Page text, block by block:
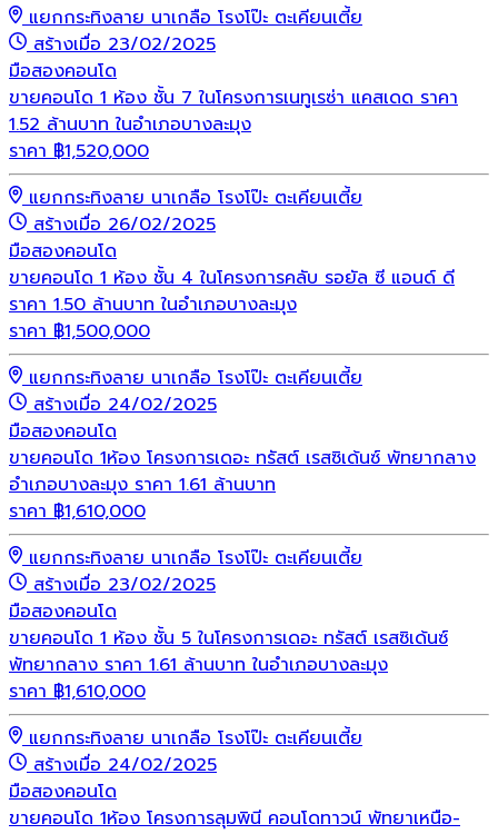
แยกกระทิงลาย นาเกลือ โรงโป๊ะ ตะเคียนเตี้ย
สร้างเมื่อ 23/02/2025
มือสองคอนโด
ขายคอนโด 1 ห้อง ชั้น 7 ในโครงการเนทูเรซ่า แคสเดด ราคา
1.52 ล้านบาท ในอำเภอบางละมุง
ราคา ฿1,520,000
แยกกระทิงลาย นาเกลือ โรงโป๊ะ ตะเคียนเตี้ย
สร้างเมื่อ 26/02/2025
มือสองคอนโด
ขายคอนโด 1 ห้อง ชั้น 4 ในโครงการคลับ รอยัล ซี แอนด์ ดี
ราคา 1.50 ล้านบาท ในอำเภอบางละมุง
ราคา ฿1,500,000
แยกกระทิงลาย นาเกลือ โรงโป๊ะ ตะเคียนเตี้ย
สร้างเมื่อ 24/02/2025
มือสองคอนโด
ขายคอนโด 1ห้อง โครงการเดอะ ทรัสต์ เรสซิเด้นซ์ พัทยากลาง
อำเภอบางละมุง ราคา 1.61 ล้านบาท
ราคา ฿1,610,000
แยกกระทิงลาย นาเกลือ โรงโป๊ะ ตะเคียนเตี้ย
สร้างเมื่อ 23/02/2025
มือสองคอนโด
ขายคอนโด 1 ห้อง ชั้น 5 ในโครงการเดอะ ทรัสต์ เรสซิเด้นซ์
พัทยากลาง ราคา 1.61 ล้านบาท ในอำเภอบางละมุง
ราคา ฿1,610,000
แยกกระทิงลาย นาเกลือ โรงโป๊ะ ตะเคียนเตี้ย
สร้างเมื่อ 24/02/2025
มือสองคอนโด
ขายคอนโด 1ห้อง โครงการลุมพินี คอนโดทาวน์ พัทยาเหนือ-